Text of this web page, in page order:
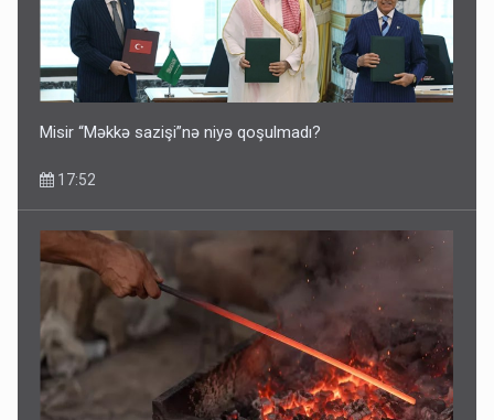
İlham Əliyev müharibədə də, sülhdə də qalib gəldi -
Hikmət Hacıyev
15:02
Pakistan prezidentindən Azərbaycanla bağlı açıqlama
13:58
Misir “Məkkə sazişi”nə niyə qoşulmadı?
17:52